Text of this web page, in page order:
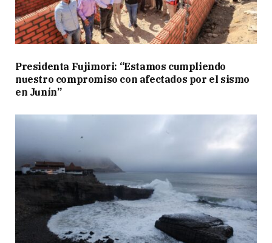
Presidenta Fujimori: “Estamos cumpliendo
nuestro compromiso con afectados por el sismo
en Junín”